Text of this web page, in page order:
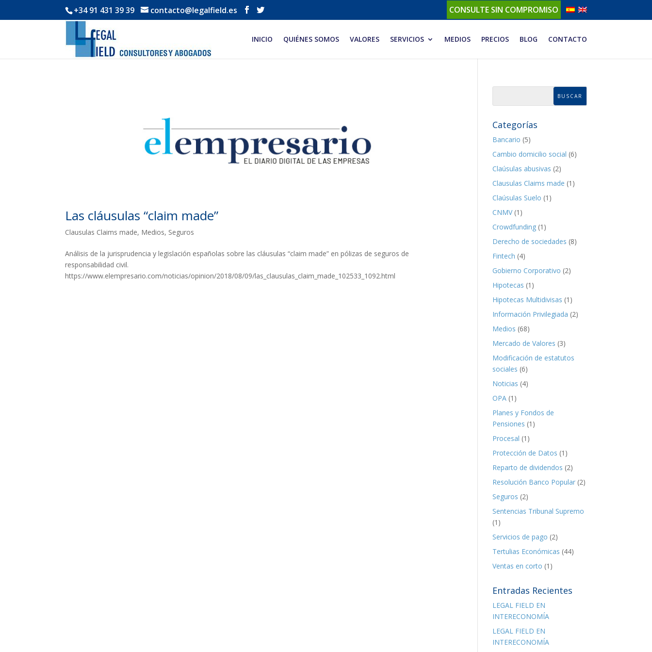
+34 91 431 39 39 contacto@legalfield.es CONSULTE SIN COMPROMISO
INICIO QUIÉNES SOMOS VALORES SERVICIOS MEDIOS PRECIOS BLOG CONTACTO
Las cláusulas “claim made”
Clausulas Claims made, Medios, Seguros
Análisis de la jurisprudencia y legislación españolas sobre las cláusulas “claim made” en pólizas de seguros de
responsabilidad civil.
https://www.elempresario.com/noticias/opinion/2018/08/09/las_clausulas_claim_made_102533_1092.html
Categorías
Bancario (5)
Cambio domicilio social (6)
Claúsulas abusivas (2)
Clausulas Claims made (1)
Claúsulas Suelo (1)
CNMV(1)
Crowdfunding (1)
Derecho de sociedades (8)
Fintech (4)
Gobierno Corporativo (2)
Hipotecas (1)
Hipotecas Multidivisas (1)
Información Privilegiada (2)
Medios (68)
Mercado de Valores (3)
Modificación de estatutos
sociales (6)
Noticias (4)
OPA (1)
Planes y Fondos de
Pensiones (1)
Procesal (1)
Protección de Datos (1)
Reparto de dividendos (2)
Resolución Banco Popular (2)
Seguros (2)
Sentencias Tribunal Supremo
(1)
Servicios de pago (2)
Tertulias Económicas (44)
Ventas en corto (1)
Entradas Recientes
LEGAL FIELD EN
INTERECONOMÍA
LEGAL FIELD EN
INTERECONOMÍA